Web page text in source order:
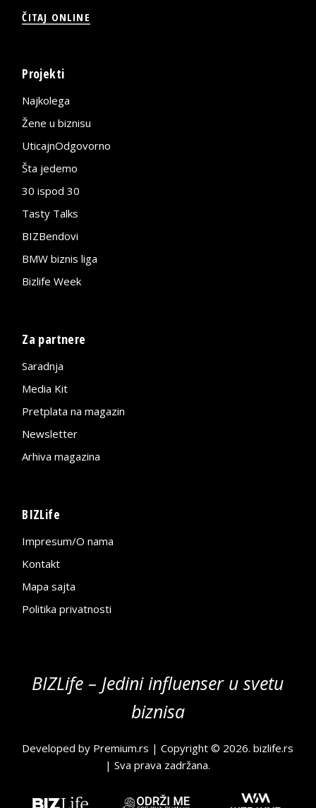
ČITAJ ONLINE
Projekti
Najkolega
Žene u biznisu
UticajnOdgovorno
Šta jedemo
30 ispod 30
Tasty Talks
BIZBendovi
BMW biznis liga
Bizlife Week
Za partnere
Saradnja
Media Kit
Pretplata na magazin
Newsletter
Arhiva magazina
BIZLife
Impresum/O nama
Kontakt
Mapa sajta
Politika privatnosti
BIZLife – Jedini influenser u svetu
biznisa
Developed by Premium.rs | Copyright © 2026.bizlife.rs
| Sva prava zadržana.